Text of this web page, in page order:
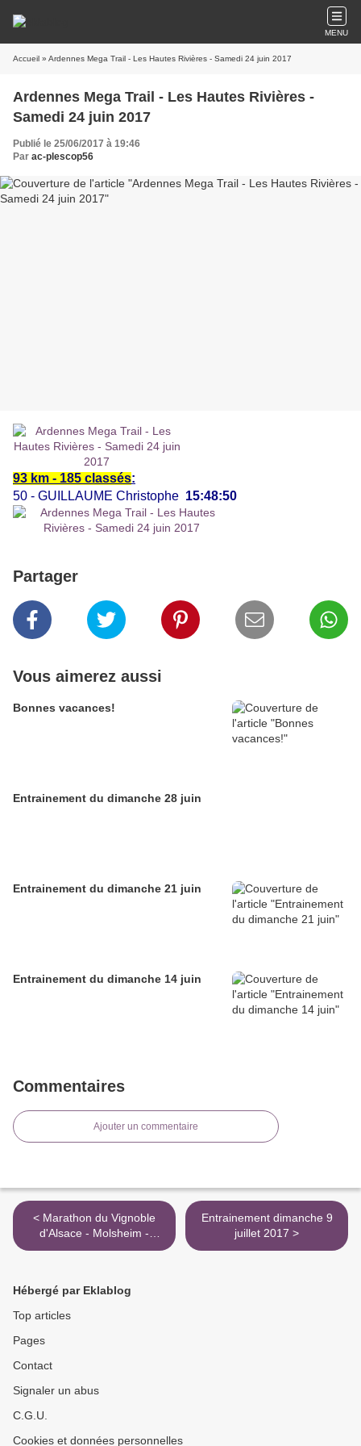
MENU
Accueil » Ardennes Mega Trail - Les Hautes Rivières - Samedi 24 juin 2017
Ardennes Mega Trail - Les Hautes Rivières -
Samedi 24 juin 2017
Publié le 25/06/2017 à 19:46
Par ac-plescop56
93 km - 185 classés:
50 - GUILLAUME Christophe 15:48:50
Partager
Vous aimerez aussi
Bonnes vacances!
Entrainement du dimanche 28 juin
Entrainement du dimanche 21 juin
Entrainement du dimanche 14 juin
Commentaires
Ajouter un commentaire
< Marathon du Vignoble
d'Alsace - Molsheim -
Dimanche 25 juin 2017
Entrainement dimanche 9
juillet 2017 >
Hébergé par Eklablog
Top articles
Pages
Contact
Signaler un abus
C.G.U.
Cookies et données personnelles